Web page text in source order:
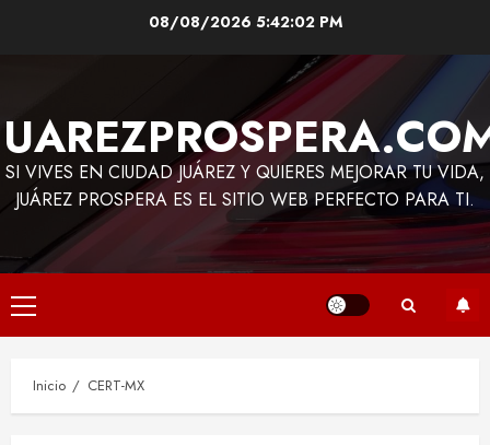
08/08/2026 5:42:02 PM
SI VIVES EN CIUDAD JUÁREZ Y QUIERES MEJORAR TU VIDA,
JUÁREZ PROSPERA ES EL SITIO WEB PERFECTO PARA TI.
Menú
principal
Inicio CERT-MX